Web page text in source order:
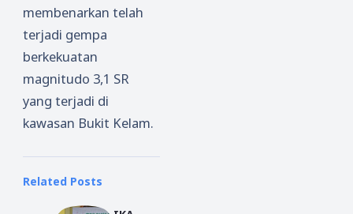
membenarkan telah
terjadi gempa
berkekuatan
magnitudo 3,1 SR
yang terjadi di
kawasan Bukit Kelam.
Related Posts